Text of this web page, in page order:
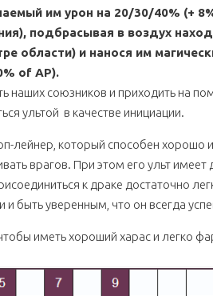
им урон на 20/30/40% (+
подбрасывая в воздух
области) и нанося им
of AP).
наших союзников и приходить на
ультой в качестве инициации.
лейнер, который способен хорошо
врагов. При этом его ульт
к драке достаточно
и быть уверенным, что он всегда
иметь хороший харас и легко